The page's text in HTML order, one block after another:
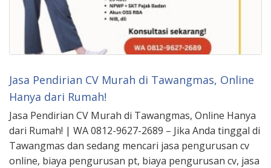
Jasa Pendirian CV Murah di Tawangmas, Online
Hanya dari Rumah!
Jasa Pendirian CV Murah di Tawangmas, Online Hanya
dari Rumah! | WA 0812-9627-2689 – Jika Anda tinggal di
Tawangmas dan sedang mencari jasa pengurusan cv
online, biaya pengurusan pt, biaya pengurusan cv, jasa